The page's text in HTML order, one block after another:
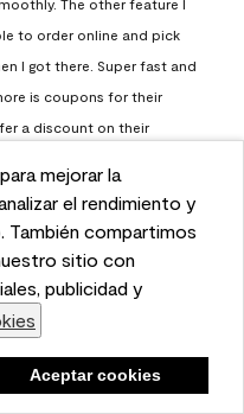
user experience
traffic on our website.
your use of our site
and analytics
Accept Cookies
mejorar la
el rendimiento y
compartimos
sitio con
publicidad y
Aceptar cookies
The other feature I
to order online and pick
I got there. Super fast and
is coupons for their
a discount on their